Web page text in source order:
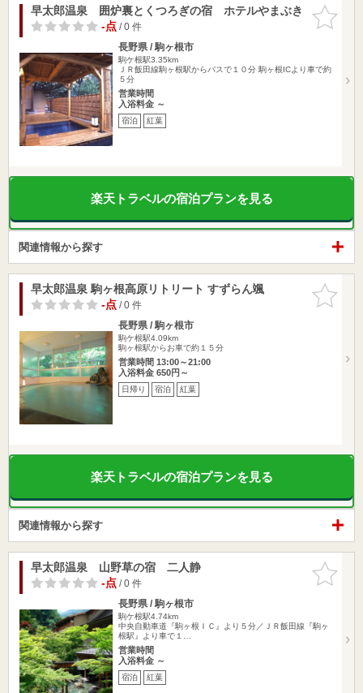
お気に入
りに追加
早太郎温泉 囲炉裏とくつろぎの宿 ホテルやまぶき
-点/ 0 件
長野県 / 駒ヶ根市
駒ケ根駅3.35km
ＪＲ飯田線駒ヶ根駅からバスで１０分 駒ヶ根ICより車で約
５分
営業時間
入浴料金 ～
宿泊 紅葉
楽天トラベルの宿泊プランを見る
関連情報から探す
お気に入
りに追加
早太郎温泉 駒ヶ根高原リトリート すずらん颯
-点/ 0 件
長野県 / 駒ヶ根市
駒ケ根駅4.09km
駒ヶ根駅からお車で約１５分
営業時間 13:00～21:00
入浴料金 650円～
日帰り 宿泊 紅葉
楽天トラベルの宿泊プランを見る
関連情報から探す
お気に入
りに追加
早太郎温泉 山野草の宿 二人静
-点/ 0 件
長野県 / 駒ヶ根市
駒ケ根駅4.74km
中央自動車道『駒ヶ根ＩＣ』より５分／ＪＲ飯田線『駒ヶ
根駅』より車で１…
営業時間
入浴料金 ～
宿泊 紅葉